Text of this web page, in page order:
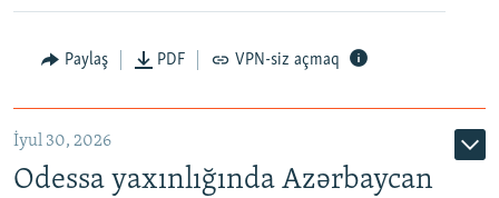
Paylaş PDF VPN-siz açmaq
İyul 30, 2026
Odessa yaxınlığında Azərbaycan